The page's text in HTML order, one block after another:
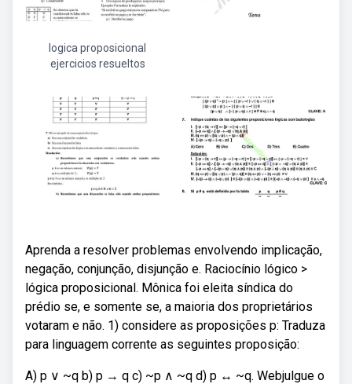
logica proposicional
ejercicios resueltos
Aprenda a resolver problemas envolvendo implicação,
negação, conjunção, disjunção e. Raciocínio lógico >
lógica proposicional. Mônica foi eleita síndica do
prédio se, e somente se, a maioria dos proprietários
votaram e não. 1) considere as proposições p: Traduza
para linguagem corrente as seguintes proposição:
A) p ∨ ~q b) p → q c) ~p ∧ ~q d) p ↔ ~q. Webjulgue o